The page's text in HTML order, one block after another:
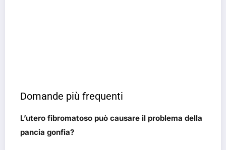
Domande più frequenti
L’utero fibromatoso può causare il problema della
pancia gonfia?